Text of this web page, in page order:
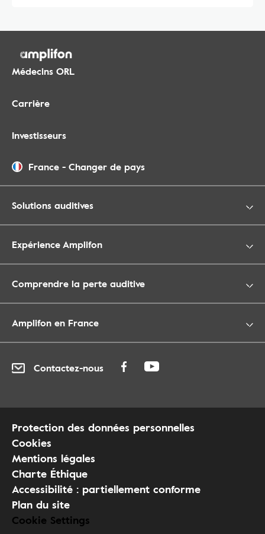
Médecins ORL
Carrière
Investisseurs
France - Changer de pays
Solutions auditives
Expérience Amplifon
Comprendre la perte auditive
Amplifon en France
Contactez-nous
Protection des données personnelles
Cookies
Mentions légales
Charte Éthique
Accessibilité : partiellement conforme
Plan du site
Cookie Settings